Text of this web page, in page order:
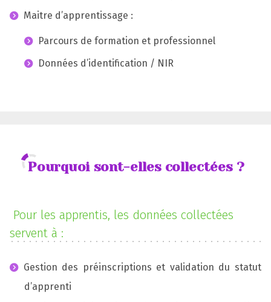
Maitre d’apprentissage :
Parcours de formation et professionnel
Données d’identification / NIR
Pourquoi sont-elles collectées ?
Pour les apprentis, les données collectées
servent à :
Gestion des préinscriptions et validation du statut
d’apprenti